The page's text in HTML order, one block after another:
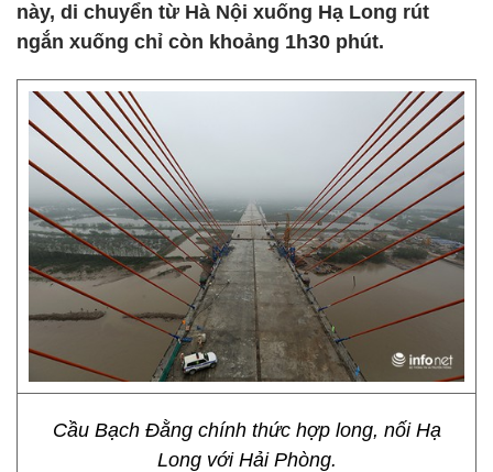
này, di chuyển từ Hà Nội xuống Hạ Long rút
ngắn xuống chỉ còn khoảng 1h30 phút.
Cầu Bạch Đằng chính thức hợp long, nối Hạ
Long với Hải Phòng.